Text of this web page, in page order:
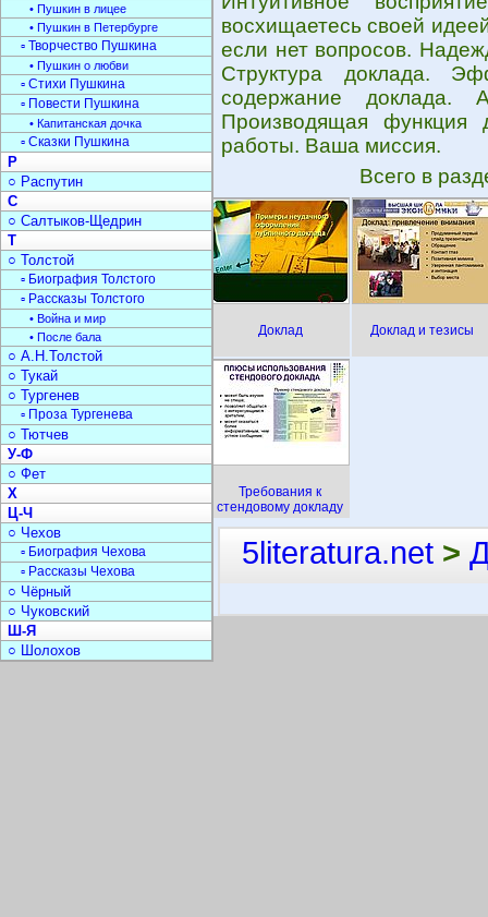
восхищаетесь своей
если нет вопросов.
Структура доклада.
содержание доклада.
Производящая
работы. Ваша миссия.
Всего в
Доклад Доклад и тезисы
Требования к
стендовому докладу
• Пушкин в лицее
• Пушкин в Петербурге
▫ Творчество Пушкина
• Пушкин о любви
▫ Стихи Пушкина
▫ Повести Пушкина
• Капитанская дочка
▫ Сказки Пушкина
Р
○ Распутин
С
○ Салтыков-Щедрин
Т
○ Толстой
▫ Биография Толстого
▫ Рассказы Толстого
• Война и мир
• После бала
○ А.Н.Толстой
○ Тукай
○ Тургенев
▫ Проза Тургенева
○ Тютчев
У-Ф
○ Фет
Х
Ц-Ч
○ Чехов
▫ Биография Чехова
▫ Рассказы Чехова
○ Чёрный
○ Чуковский
Ш-Я
○ Шолохов
5literatura.net >